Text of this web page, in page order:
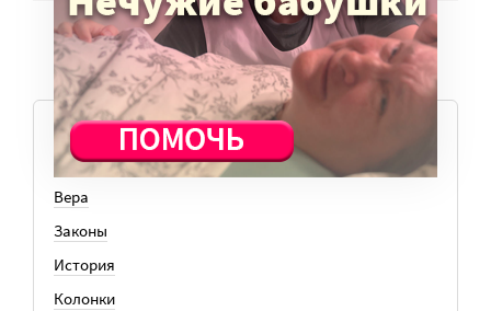
ТЕМЫ
Вера
Законы
История
Колонки